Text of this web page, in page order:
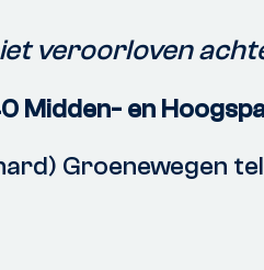
veroorloven
Midden- en
Groenewegen